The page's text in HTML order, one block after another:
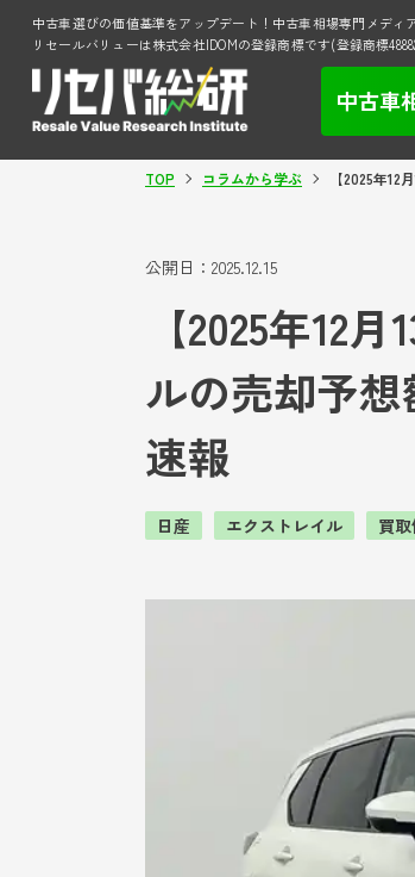
中古車選びの価値基準をアップデート！中古車相場専門メディ
リセールバリューは株式会社IDOMの登録商標です(登録商標
中古車
TOP コラムから学ぶ 【2025年
公開日： 2025.12.15
【2025年12
ルの売却予
速報
日産 エクストレイル 買